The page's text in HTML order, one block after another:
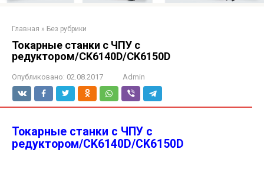
Главная » Без рубрики
Токарные станки с ЧПУ с
редуктором/CK6140D/CK6150D
Опубликовано: 02.08.2017 Admin
Токарные станки с ЧПУ с
редуктором/CK6140D/CK6150D